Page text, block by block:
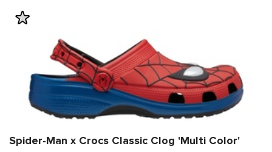
Spider-Man x Crocs Classic Clog 'Multi Color'